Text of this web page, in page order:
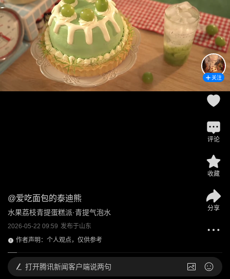
@爱吃面包的泰迪熊
水果荔枝青提蛋糕派·青提气泡水
2026-05-22 09:59 发布于山东
作者声明：个人观点，仅供参考
关注
评论
收藏
分享
打开腾讯新闻客户端说两句